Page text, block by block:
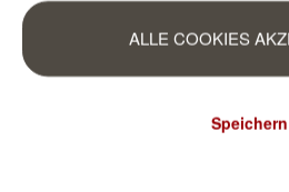
ALLE COOKIES
Speichern